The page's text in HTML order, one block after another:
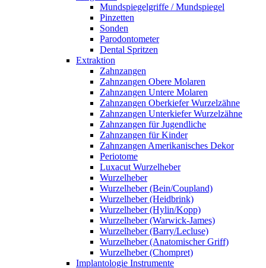
Mundspiegelgriffe / Mundspiegel
Pinzetten
Sonden
Parodontometer
Dental Spritzen
Extraktion
Zahnzangen
Zahnzangen Obere Molaren
Zahnzangen Untere Molaren
Zahnzangen Oberkiefer Wurzelzähne
Zahnzangen Unterkiefer Wurzelzähne
Zahnzangen für Jugendliche
Zahnzangen für Kinder
Zahnzangen Amerikanisches Dekor
Periotome
Luxacut Wurzelheber
Wurzelheber
Wurzelheber (Bein/Coupland)
Wurzelheber (Heidbrink)
Wurzelheber (Hylin/Kopp)
Wurzelheber (Warwick-James)
Wurzelheber (Barry/Lecluse)
Wurzelheber (Anatomischer Griff)
Wurzelheber (Chompret)
Implantologie Instrumente